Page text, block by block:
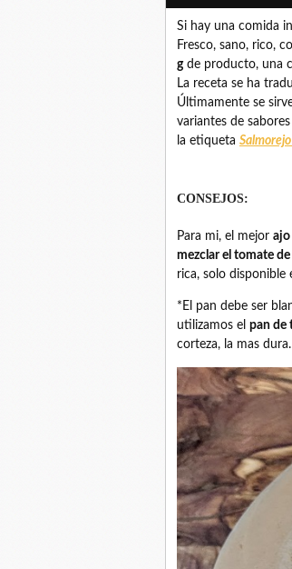
Si hay una comida
Fresco, sano, rico,
gde producto, una
La receta se ha
Últimamente se
variantes de
la etiqueta
CONSEJOS:
Para mi, el mejor ajo
mezclar el tomate
rica, solo disponible
*El pan debe ser
utilizamos el pan de
corteza, la mas dura.